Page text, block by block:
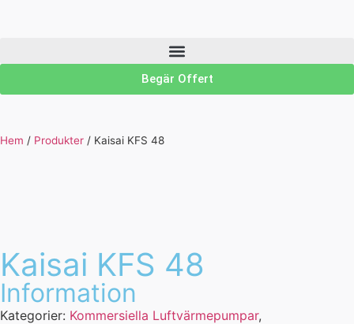
Begär Offert
Hem / Produkter / Kaisai KFS 48
Kaisai KFS 48
Information
Kategorier: Kommersiella Luftvärmepumpar,